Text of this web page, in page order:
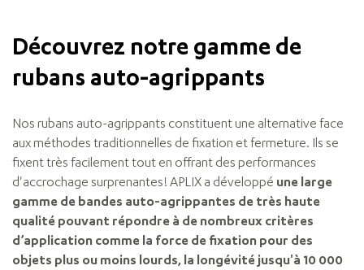
Découvrez notre gamme de
rubans auto-agrippants
Nos rubans auto-agrippants constituent une alternative face
aux méthodes traditionnelles de fixation et fermeture. Ils se
fixent très facilement tout en offrant des performances
d'accrochage surprenantes! APLIX a développé une large
gamme de bandes auto-agrippantes de très haute
qualité pouvant répondre à de nombreux critères
d’application comme la force de fixation pour des
objets plus ou moins lourds, la longévité jusqu'à 10 000